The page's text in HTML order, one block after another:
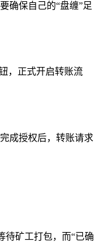
确保自己的“盘缠”足
，正式开启转账流
成授权后，转账请求
待矿工打包，而“已确